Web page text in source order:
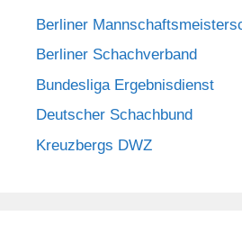
Berliner
Berliner Schachverband
Bundesliga Ergebnisdienst
Deutscher Schachbund
Kreuzbergs DWZ